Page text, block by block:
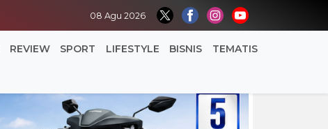
08 Agu 2026
REVIEW SPORT LIFESTYLE BISNIS TEMATIS